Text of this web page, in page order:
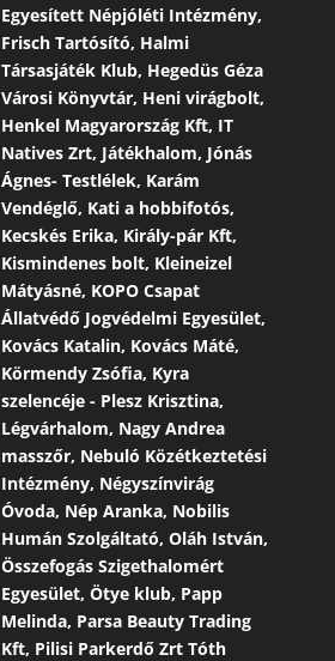
Egyesített Népjóléti Intézmény,
Frisch Tartósító, Halmi
Társasjáték Klub, Hegedüs Géza
Városi Könyvtár, Heni virágbolt,
Henkel Magyarország Kft, IT
Natives Zrt, Játékhalom, Jónás
Ágnes- Testlélek, Karám
Vendéglő, Kati a hobbifotós,
Kecskés Erika, Király-pár Kft,
Kismindenes bolt, Kleineizel
Mátyásné, KOPO Csapat
Állatvédő Jogvédelmi Egyesület,
Kovács Katalin, Kovács Máté,
Körmendy Zsófia, Kyra
szelencéje - Plesz Krisztina,
Légvárhalom, Nagy Andrea
masszőr, Nebuló Közétkeztetési
Intézmény, Négyszínvirág
Óvoda, Nép Aranka, Nobilis
Humán Szolgáltató, Oláh István,
Összefogás Szigethalomért
Egyesület, Ötye klub, Papp
Melinda, Parsa Beauty Trading
Kft, Pilisi Parkerdő Zrt Tóth